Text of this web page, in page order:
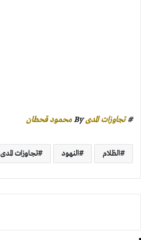
#تجاوزات المدىBy محمود قحطان
الظلام النهود تجاوزات المدى